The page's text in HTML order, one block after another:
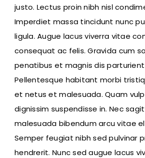
justo. Lectus proin nibh nisl
Imperdiet massa tincidunt nunc
ligula. Augue lacus viverra vitae
consequat ac felis. Gravida cum
penatibus et magnis dis
Pellentesque habitant morbi
et netus et malesuada. Quam
dignissim suspendisse in. Nec
malesuada bibendum arcu vitae
Semper feugiat nibh sed pulvinar
hendrerit. Nunc sed augue lacus